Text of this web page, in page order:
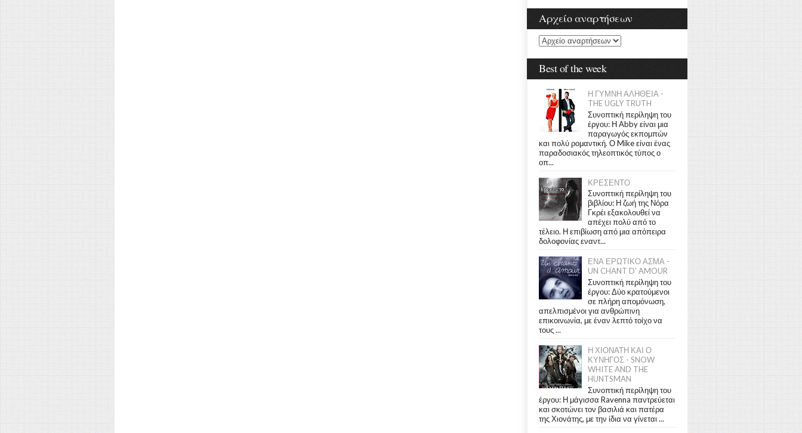
Αρχείο αναρτήσεων
Best of the week
Η ΓΥΜΝΗ ΑΛΗΘΕΙΑ -
THE UGLY TRUTH
Συνοπτική περίληψη του
έργου: Η Abby είναι μια
παραγωγός εκπομπών
και πολύ ρομαντική. Ο Mike είναι ένας
παραδοσιακός τηλεοπτικός τύπος ο
οπ...
ΚΡΕΣΕΝΤΟ
Συνοπτική περίληψη του
βιβλίου: Η ζωή της Νόρα
Γκρέι εξακολουθεί να
απέχει πολύ από το
τέλειο. Η επιβίωση από μια απόπειρα
δολοφονίας εναντ...
ΕΝΑ ΕΡΩΤΙΚΟ ΑΣΜΑ -
UN CHANT D' AMOUR
Συνοπτική περίληψη του
έργου: Δύο κρατούμενοι
σε πλήρη απομόνωση,
απελπισμένοι για ανθρώπινη
επικοινωνία, με έναν λεπτό τοίχο να
τους ...
Η ΧΙΟΝΑΤΗ ΚΑΙ Ο
ΚΥΝΗΓΟΣ - SNOW
WHITE AND THE
HUNTSMAN
Συνοπτική περίληψη του
έργου: Η μάγισσα Ravenna παντρεύεται
και σκοτώνει τον βασιλιά και πατέρα
της Χιονάτης, με την ίδια να γίνεται ...